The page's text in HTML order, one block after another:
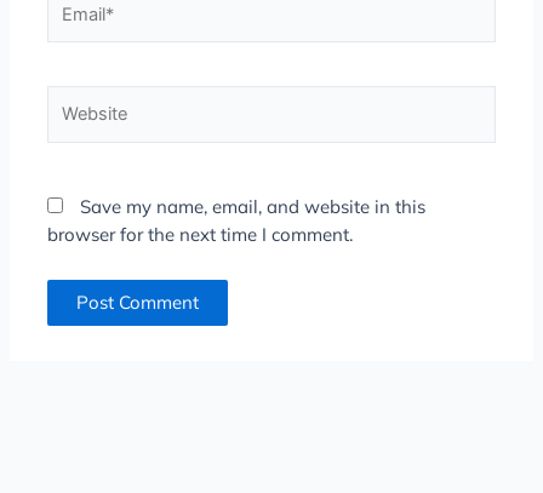
Save my name, email, and website in this
browser for the next time I comment.